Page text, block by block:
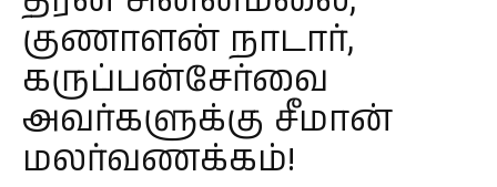
குணாளன் நாடார்,
கருப்பன்சேர்வை
அவர்களுக்கு சீமான்
மலர்வணக்கம்!